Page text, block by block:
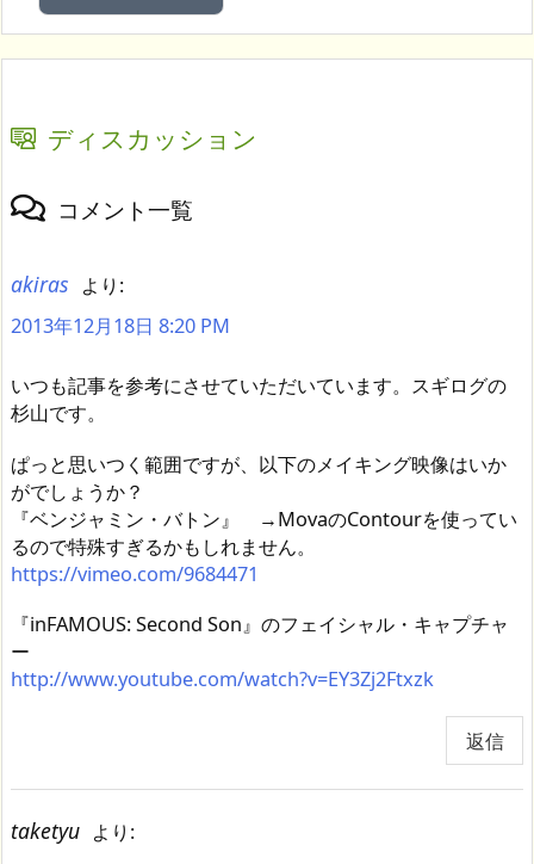
ディスカッション
コメント一覧
akiras より:
2013年12月18日 8:20 PM
いつも記事を参考にさせていただいています。スギログの
杉山です。
ぱっと思いつく範囲ですが、以下のメイキング映像はいか
がでしょうか？
『ベンジャミン・バトン』 →MovaのContourを使ってい
るので特殊すぎるかもしれません。
https://vimeo.com/9684471
『inFAMOUS: Second Son』のフェイシャル・キャプチャ
ー
http://www.youtube.com/watch?v=EY3Zj2Ftxzk
返信
taketyu より: